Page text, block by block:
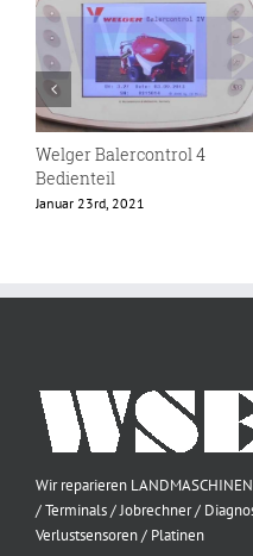
Welger Balercontrol 4
Bedienteil
Januar 23rd, 2021
Wir reparieren
/ Terminals / Jobrechner /
Verlustsensoren / Platinen